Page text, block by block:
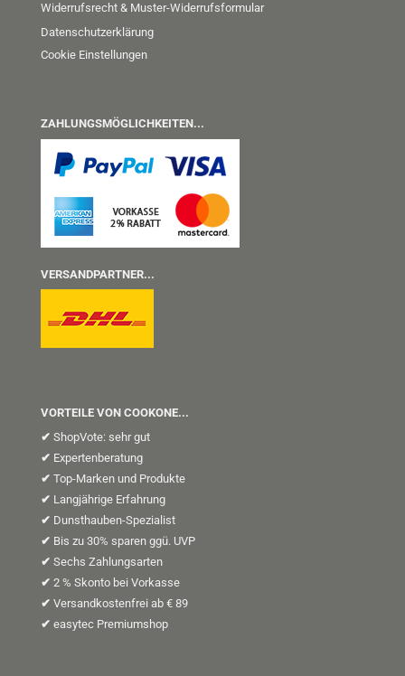
Widerrufsrecht & Muster-Widerrufsformular
Datenschutzerklärung
Cookie Einstellungen
ZAHLUNGSMÖGLICHKEITEN...
VERSANDPARTNER...
VORTEILE VON COOKONE...
✔ ShopVote: sehr gut
✔ Expertenberatung
✔ Top-Marken und Produkte
✔ Langjährige Erfahrung
✔ Dunsthauben-Spezialist
✔ Bis zu 30% sparen ggü. UVP
✔ Sechs Zahlungsarten
✔ 2 % Skonto bei Vorkasse
✔ Versandkostenfrei ab € 89
✔ easytec Premiumshop